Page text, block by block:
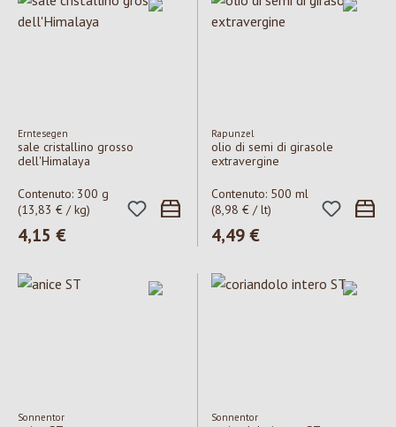
Erntesegen
sale cristallino grosso
dell'Himalaya
Contenuto: 300 g
(13,83 € / kg)
Prezzo normale:
4,15 €
Rapunzel
olio di semi di girasole
extravergine
Contenuto: 500 ml
(8,98 € / lt)
Prezzo normale:
4,49 €
Sonnentor Sonnentor